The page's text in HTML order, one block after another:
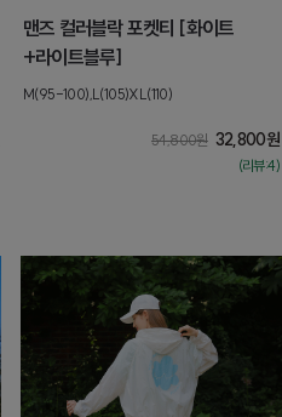
맨즈 컬러블락 포켓티 [화이트
+라이트블루]
M(95-100),L(105)XL(110)
54,800원 32,800원
(리뷰:4)